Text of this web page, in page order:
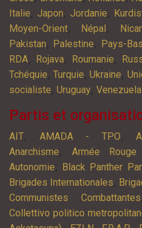
Italie, Japon, Jordanie,
Moyen-Orient, Népal ,
Pakistan, Palestine, Pays-Bas
RDA, Rojava, Roumanie,
Tchéquie,Turquie,Ukraine,
socialiste, Uruguay, Venezuela
Partis et
AIT, AMADA - TPO,
Anarchisme, Armée
Autonomie, Black Panther
Brigades Internationales,
Communistes Combattantes
Collettivo politico